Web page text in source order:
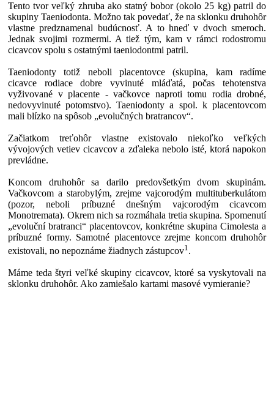
Tento tvor veľký zhruba ako statný bobor (okolo 25 kg) patril do
skupiny Taeniodonta. Možno tak povedať, že na sklonku druhohôr
vlastne predznamenal budúcnosť. A to hneď v dvoch smeroch.
Jednak svojimi rozmermi. A tiež tým, kam v rámci rodostromu
cicavcov spolu s ostatnými taeniodontmi patril.
Taeniodonty totiž neboli placentovce (skupina, kam radíme
cicavce rodiace dobre vyvinuté mláďatá, počas tehotenstva
vyživované v placente - vačkovce naproti tomu rodia drobné,
nedovyvinuté potomstvo). Taeniodonty a spol. k placentovcom
mali blízko na spôsob „evolučných bratrancov“.
Začiatkom treťohôr vlastne existovalo niekoľko veľkých
vývojových vetiev cicavcov a zďaleka nebolo isté, ktorá napokon
prevládne.
Koncom druhohôr sa darilo predovšetkým dvom skupinám.
Vačkovcom a starobylým, zrejme vajcorodým multituberkulátom
(pozor, neboli príbuzné dnešným vajcorodým cicavcom
Monotremata). Okrem nich sa rozmáhala tretia skupina. Spomenutí
„evoluční bratranci“ placentovcov, konkrétne skupina Cimolesta a
príbuzné formy. Samotné placentovce zrejme koncom druhohôr
existovali, no nepoznáme žiadnych zástupcov1.
Máme teda štyri veľké skupiny cicavcov, ktoré sa vyskytovali na
sklonku druhohôr. Ako zamiešalo kartami masové vymieranie?